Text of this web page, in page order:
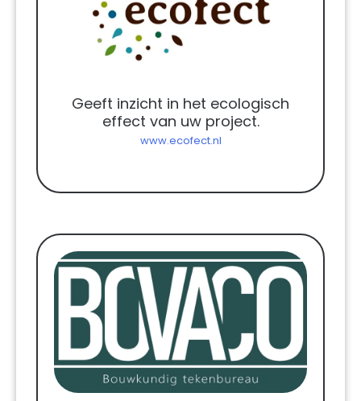
Geeft inzicht in het ecologisch
effect van uw project.
www.ecofect.nl